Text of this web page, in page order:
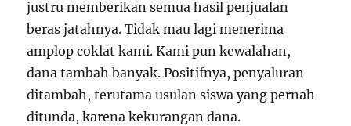
justru memberikan semua hasil penjualan
beras jatahnya. Tidak mau lagi menerima
amplop coklat kami. Kami pun kewalahan,
dana tambah banyak. Positifnya, penyaluran
ditambah, terutama usulan siswa yang pernah
ditunda, karena kekurangan dana.